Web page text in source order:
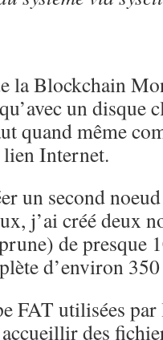
la Blockchain
un
quand même
Internet.
un second
j’ai créé deux
de presque
d’environ
FAT utilisées
des